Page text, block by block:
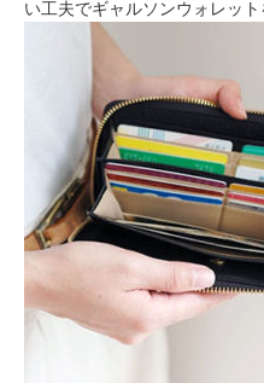
い工夫でギャルソンウォレッ